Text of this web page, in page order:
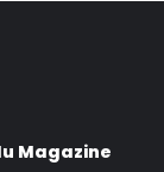
Magazine